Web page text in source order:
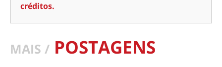
créditos.
MAIS / POSTAGENS